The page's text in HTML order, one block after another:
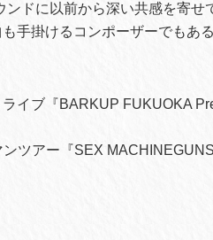
ドに以前から深い共感を寄せ
手掛けるコンポーザーでもあ
イブ『BARKUP FUKUOKA
ツアー『SEX